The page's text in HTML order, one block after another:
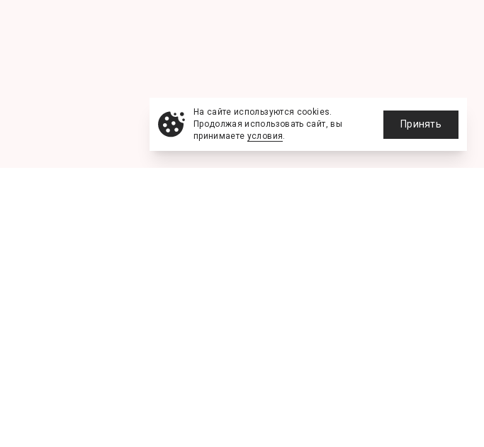
На сайте используются cookies.
Продолжая использовать сайт, вы
принимаете условия.
Принять